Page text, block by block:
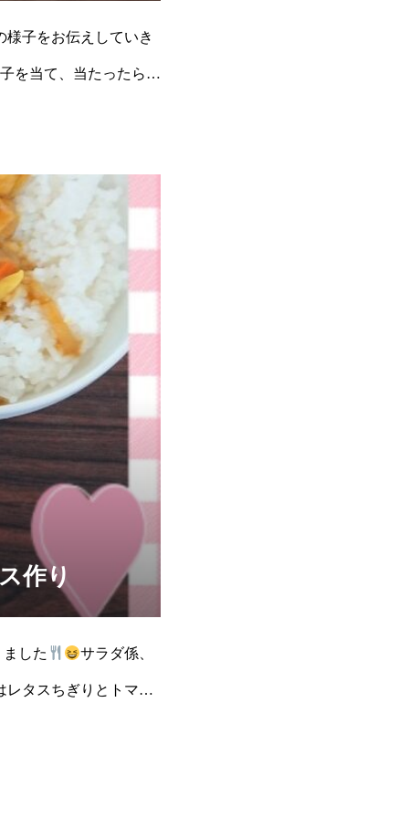
子をお伝えしていき
を当て、当たったら外
作り
した サラダ係、
レタスちぎりとトマト